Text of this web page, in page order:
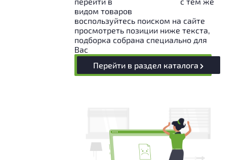
видом товаров
воспользуйтесь поиском на сайте
просмотреть позиции ниже текста,
подборка собрана специально для
Вас
Перейти в раздел каталога